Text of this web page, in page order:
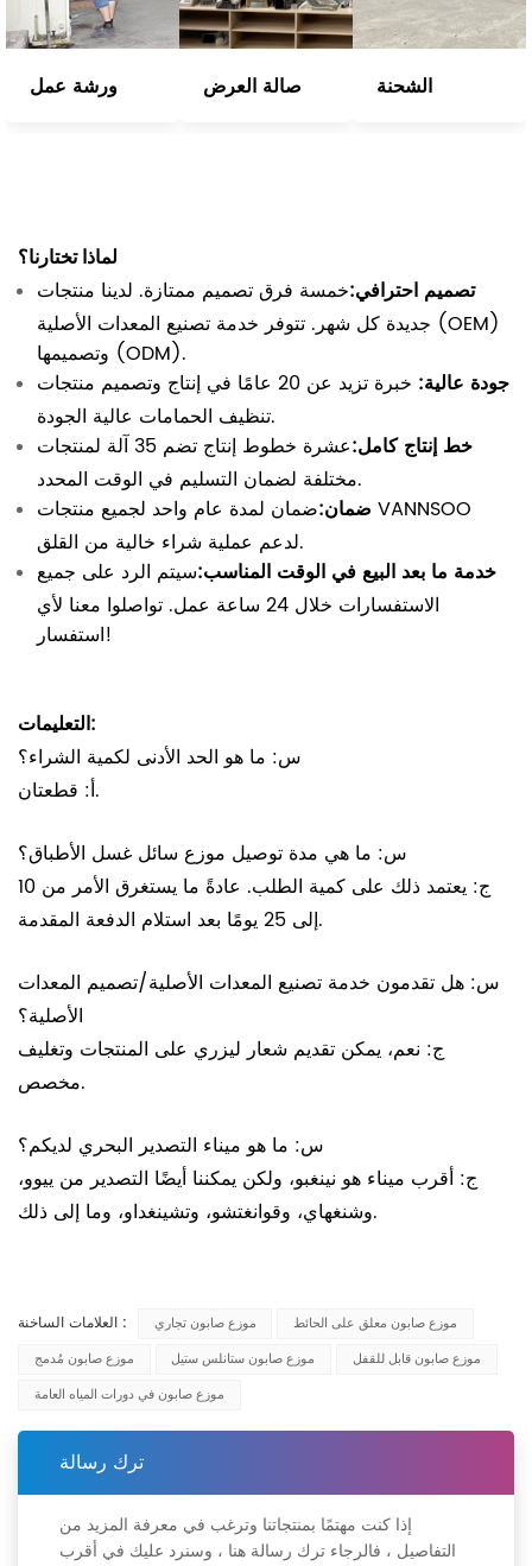
ورشة عمل صالة العرض الشحنة
لماذا تختارنا؟
تصميم احترافي:خمسة فرق تصميم ممتازة. لدينا منتجات
جديدة كل شهر. تتوفر خدمة تصنيع المعدات الأصلية (OEM)
وتصميمها (ODM).
جودة عالية: خبرة تزيد عن 20 عامًا في إنتاج وتصميم منتجات
تنظيف الحمامات عالية الجودة.
خط إنتاج كامل: عشرة خطوط إنتاج تضم 35 آلة لمنتجات
مختلفة لضمان التسليم في الوقت المحدد.
ضمان:ضمان لمدة عام واحد لجميع منتجات VANNSOO
لدعم عملية شراء خالية من القلق.
خدمة ما بعد البيع في الوقت المناسب:سيتم الرد على جميع
الاستفسارات خلال 24 ساعة عمل. تواصلوا معنا لأي
استفسار!
التعليمات:
س: ما هو الحد الأدنى لكمية الشراء؟
أ: قطعتان.
س: ما هي مدة توصيل موزع سائل غسل الأطباق؟
ج: يعتمد ذلك على كمية الطلب. عادةً ما يستغرق الأمر من 10
إلى 25 يومًا بعد استلام الدفعة المقدمة.
س: هل تقدمون خدمة تصنيع المعدات الأصلية/تصميم المعدات
الأصلية؟
ج: نعم، يمكن تقديم شعار ليزري على المنتجات وتغليف
مخصص.
س: ما هو ميناء التصدير البحري لديكم؟
ج: أقرب ميناء هو نينغبو، ولكن يمكننا أيضًا التصدير من ييوو،
وشنغهاي، وقوانغتشو، وتشينغداو، وما إلى ذلك.
العلامات الساخنة : موزع صابون تجاري
موزع صابون معلق على الحائط
موزع صابون مُدمج
موزع صابون ستانلس ستيل
موزع صابون قابل للقفل
موزع صابون في دورات المياه العامة
ترك رسالة
إذا كنت مهتمًا بمنتجاتنا وترغب في معرفة المزيد من
التفاصيل ، فالرجاء ترك رسالة هنا ، وسنرد عليك في أقرب